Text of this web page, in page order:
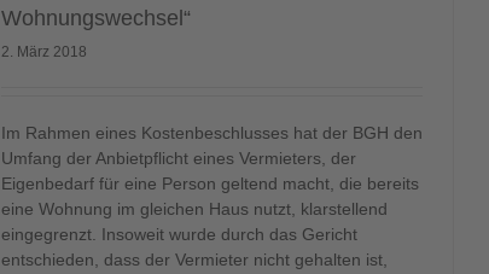
Wohnungswechsel“
2. März 2018
Im Rahmen eines Kostenbeschlusses hat der BGH den
Umfang der Anbietpflicht eines Vermieters, der
Eigenbedarf für eine Person geltend macht, die bereits
eine Wohnung im gleichen Haus nutzt, klarstellend
eingegrenzt. Insoweit wurde durch das Gericht
entschieden, dass der Vermieter nicht gehalten ist,